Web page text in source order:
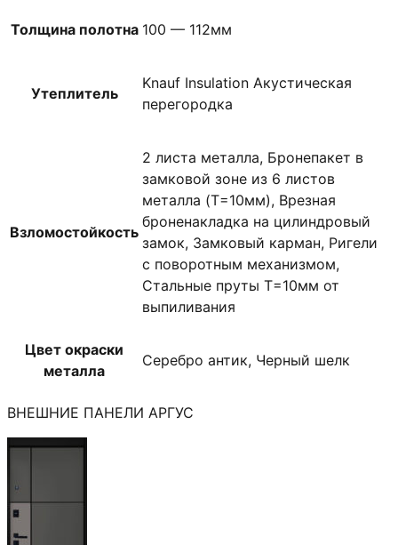
Толщина полотна 100 — 112мм
Утеплитель
Knauf Insulation Акустическая
перегородка
Взломостойкость
2 листа металла, Бронепакет в
замковой зоне из 6 листов
металла (T=10мм), Врезная
броненакладка на цилиндровый
замок, Замковый карман, Ригели
с поворотным механизмом,
Стальные пруты T=10мм от
выпиливания
Цвет окраски
металла
Серебро антик, Черный шелк
ВНЕШНИЕ ПАНЕЛИ АРГУС